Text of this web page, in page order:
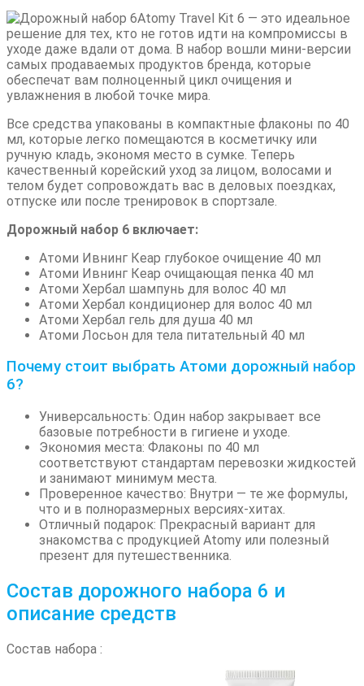
Atomy Travel Kit 6 — это идеальное
решение для тех, кто не готов идти на компромиссы в
уходе даже вдали от дома. В набор вошли мини-версии
самых продаваемых продуктов бренда, которые
обеспечат вам полноценный цикл очищения и
увлажнения в любой точке мира.
Все средства упакованы в компактные флаконы по 40
мл, которые легко помещаются в косметичку или
ручную кладь, экономя место в сумке. Теперь
качественный корейский уход за лицом, волосами и
телом будет сопровождать вас в деловых поездках,
отпуске или после тренировок в спортзале.
Дорожный набор 6 включает:
Атоми Ивнинг Кеар глубокое очищение 40 мл
Атоми Ивнинг Кеар очищающая пенка 40 мл
Атоми Хербал шампунь для волос 40 мл
Атоми Хербал кондиционер для волос 40 мл
Атоми Хербал гель для душа 40 мл
Атоми Лосьон для тела питательный 40 мл
Почему стоит выбрать Атоми дорожный набор
6?
Универсальность: Один набор закрывает все
базовые потребности в гигиене и уходе.
Экономия места: Флаконы по 40 мл
соответствуют стандартам перевозки жидкостей
и занимают минимум места.
Проверенное качество: Внутри — те же формулы,
что и в полноразмерных версиях-хитах.
Отличный подарок: Прекрасный вариант для
знакомства с продукцией Atomy или полезный
презент для путешественника.
Состав дорожного набора 6 и
описание средств
Состав набора :